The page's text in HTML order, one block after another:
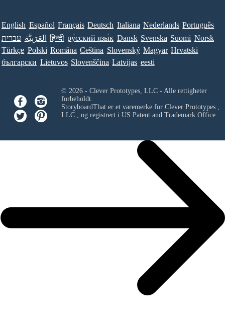
English Español Français Deutsch Italiana Nederlands Português
עברית العَرَبِيَّة हिन्दी ру́сский язы́к Dansk Svenska Suomi Norsk
Türkçe Polski Româna Ceština Slovenský Magyar Hrvatski
български Lietuvos Slovenščina Latvijas eesti
© 2026 - Clever Prototypes, LLC - Alle rettigheter
forbeholdt.
StoryboardThat er et varemerke for Clever Prototypes ,
LLC, og registrert i US Patent and Trademark Office